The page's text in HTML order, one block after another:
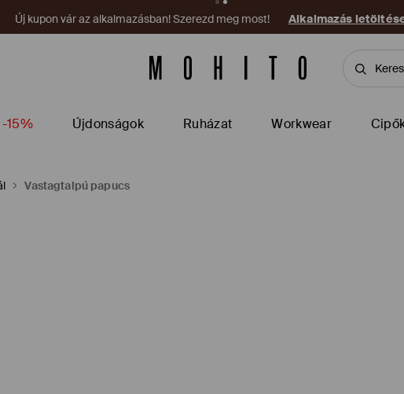
Új kupon vár az alkalmazásban! Szerezd meg most! Alkalmazás
15% Újdonságok Ruházat Workwear
Vastagtalpú papucs